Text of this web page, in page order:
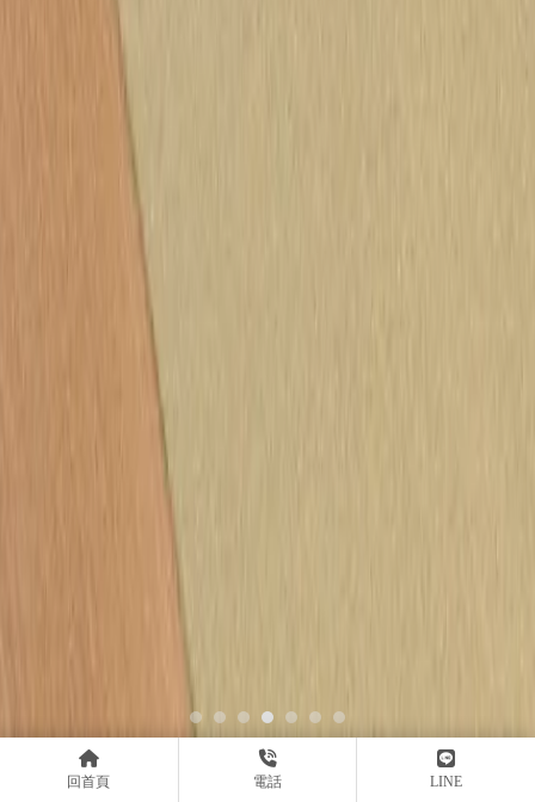
回首頁 電話 LINE